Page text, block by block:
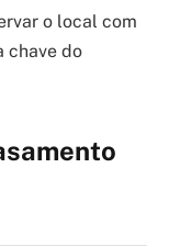
o local com
chave do